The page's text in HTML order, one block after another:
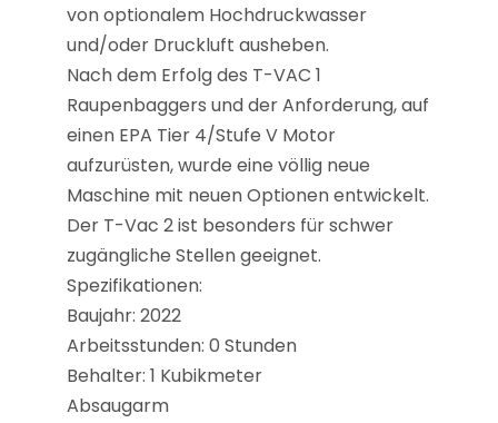
von optionalem Hochdruckwasser
und/oder Druckluft ausheben.
Nach dem Erfolg des T-VAC 1
Raupenbaggers und der Anforderung, auf
einen EPA Tier 4/Stufe V Motor
aufzurüsten, wurde eine völlig neue
Maschine mit neuen Optionen entwickelt.
Der T-Vac 2 ist besonders für schwer
zugängliche Stellen geeignet.
Spezifikationen:
Baujahr: 2022
Arbeitsstunden: 0 Stunden
Behalter: 1 Kubikmeter
Absaugarm